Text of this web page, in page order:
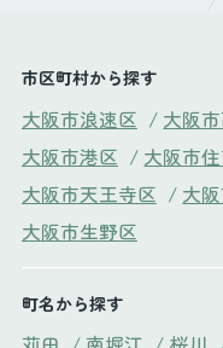
市区町村から探す
大阪市浪速区 / 大阪
大阪市港区 / 大阪市
大阪市天王寺区 / 大
大阪市生野区
町名から探す